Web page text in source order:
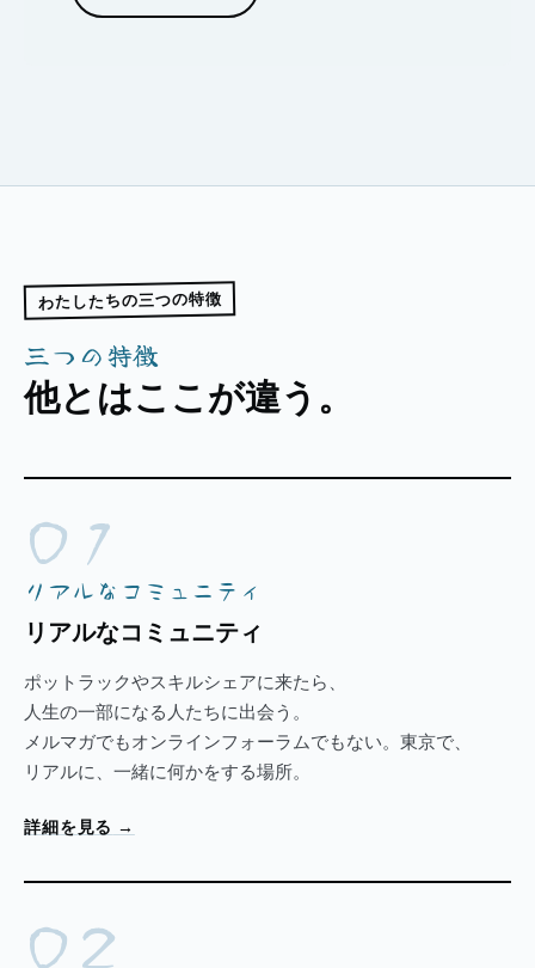
わたしたちの三つの特徴
三つの特徴
他とはここが違う。
01
リアルなコミュニティ
リアルなコミュニティ
ポットラックやスキルシェアに来たら、
人生の一部になる人たちに出会う。
メルマガでもオンラインフォーラムでもない。東京で、
リアルに、一緒に何かをする場所。
詳細を見る →
02